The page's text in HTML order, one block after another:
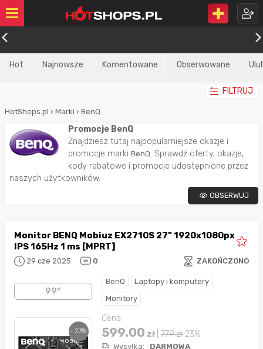
Hot Najnowsze Komentowane Obserwowane
FILTRUJ
HotShops.pl › Marki › BenQ
Promocje BenQ
Znajdziesz tutaj najpopularniejsze okazje i
promocje marki BenQ. Sprawdź oferty, okazje,
kody rabatowe i promocje udostępnione przez
naszych użytkowników.
OBSERWUJ
Monitor BENQ Mobiuz EX2710S 27" 1920x1080px
IPS 165Hz 1 ms [MPRT]
29 cze 2025 0 ZAKOŃCZONO
99°
BenQ
Laptopy i komputery
Monitory
- 23%
Cena:
599.00 zł 779zł 23%
Wysyłka:
DARMOWA